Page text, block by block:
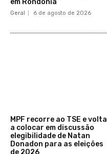
em Rondônia
Geral 6 de agosto de 2026
MPF recorre ao TSE e volta
a colocar em discussão
elegibilidade de Natan
Donadon para as eleições